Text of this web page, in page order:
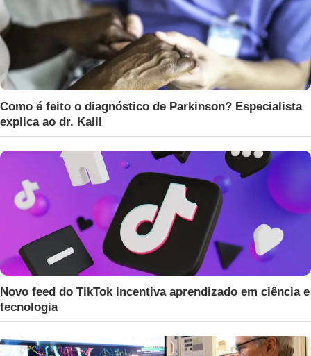
Como é feito o diagnóstico de Parkinson? Especialista
explica ao dr. Kalil
Novo feed do TikTok incentiva aprendizado em ciência e
tecnologia